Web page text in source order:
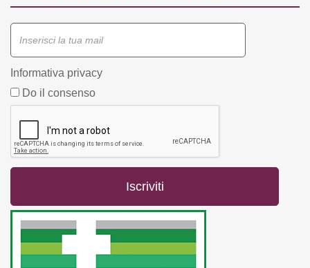
Informativa privacy
Do il consenso